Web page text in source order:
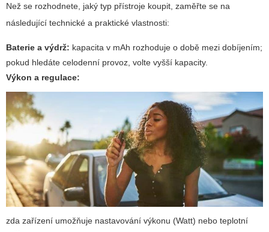
Než se rozhodnete, jaký typ přístroje koupit, zaměřte se na
následující technické a praktické vlastnosti:
Baterie a výdrž: kapacita v mAh rozhoduje o době mezi dobíjením;
pokud hledáte celodenní provoz, volte vyšší kapacity.
Výkon a regulace:
zda zařízení umožňuje nastavování výkonu (Watt) nebo teplotní